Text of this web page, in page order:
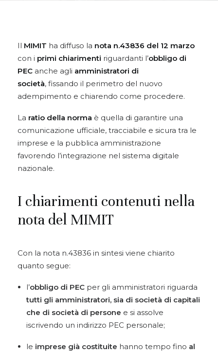
Il MIMIT ha diffuso la nota n.43836 del 12 marzo
con i primi chiarimenti riguardanti l’obbligo di
PEC anche agli amministratori di
società, fissando il perimetro del nuovo
adempimento e chiarendo come procedere.
La ratio della norma è quella di garantire una
comunicazione ufficiale, tracciabile e sicura tra le
imprese e la pubblica amministrazione
favorendo l’integrazione nel sistema digitale
nazionale.
I chiarimenti contenuti nella
nota del MIMIT
Con la nota n.43836 in sintesi viene chiarito
quanto segue:
l’obbligo di PEC per gli amministratori riguarda
tutti gli amministratori, sia di società di capitali
che di società di persone e si assolve
iscrivendo un indirizzo PEC personale;
le imprese già costituite hanno tempo fino al